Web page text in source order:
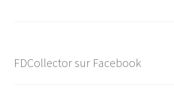
FDCollector sur Facebook